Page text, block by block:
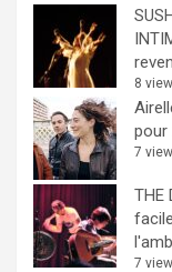
8
pour
7
THE
7